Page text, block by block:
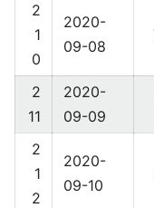
2
1
0
2020-
09-08
2
11
2020-
09-09
2
1
2
2020-
09-10